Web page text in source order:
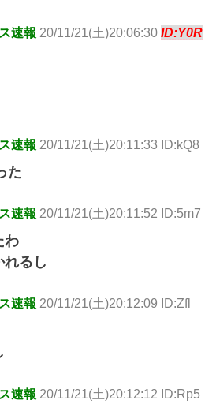
速報 20/11/21(土)20:06:30 ID:Y0R
速報 20/11/21(土)20:11:33 ID:kQ8
た
速報 20/11/21(土)20:11:52 ID:5m7
わ
るし
速報 20/11/21(土)20:12:09 ID:Zfl
速報 20/11/21(土)20:12:12 ID:Rp5